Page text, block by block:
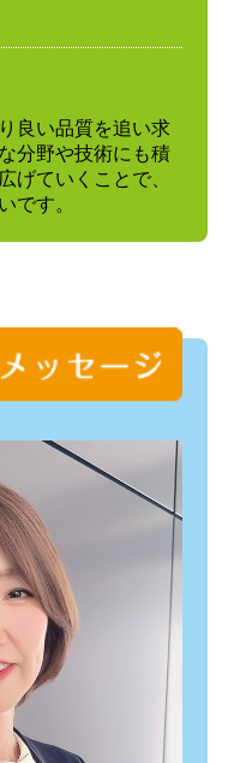
良い品質を追い求
分野や技術にも積
げていくことで、
です。